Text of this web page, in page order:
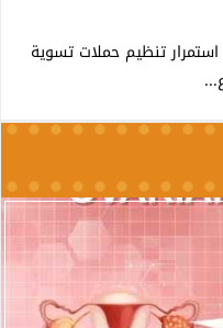
تنظيم حملات تسوية